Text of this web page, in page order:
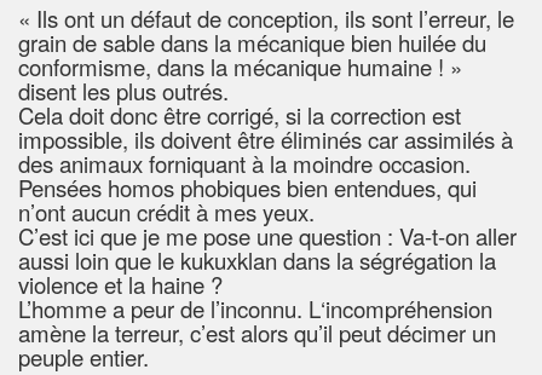
« Ils ont un défaut de conception, ils sont l’erreur, le
grain de sable dans la mécanique bien huilée du
conformisme, dans la mécanique humaine ! »
disent les plus outrés.
Cela doit donc être corrigé, si la correction est
impossible, ils doivent être éliminés car assimilés à
des animaux forniquant à la moindre occasion.
Pensées homos phobiques bien entendues, qui
n’ont aucun crédit à mes yeux.
C’est ici que je me pose une question : Va-t-on aller
aussi loin que le kukuxklan dans la ségrégation la
violence et la haine ?
L’homme a peur de l’inconnu. L‘incompréhension
amène la terreur, c’est alors qu’il peut décimer un
peuple entier.